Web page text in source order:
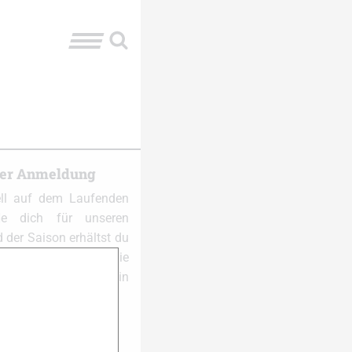
Anmeldung
auf dem Laufenden
dich für unseren
der Saison erhältst du
pro Woche die
Themen in dein